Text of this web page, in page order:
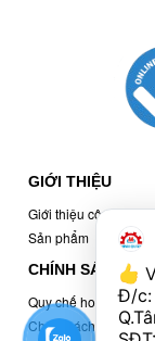
GIỚI THIỆU
Giới thiệu công ty
Sản phẩm
CHÍNH SÁCH
Quy chế hoạt động
Chính sách bảo mật
Đ/c: